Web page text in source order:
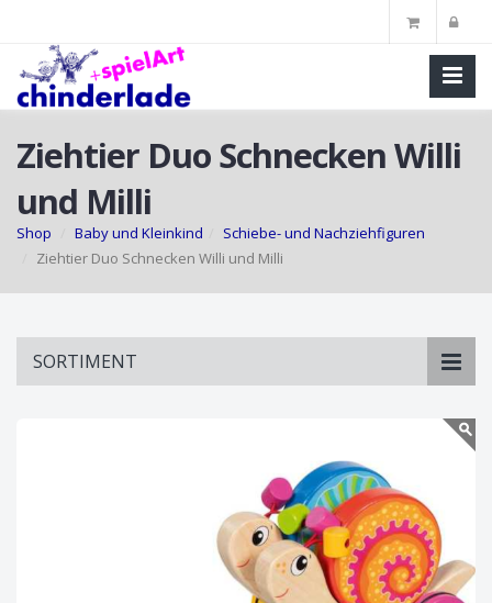
Ziehtier Duo Schnecken Willi
und Milli
Shop Baby und Kleinkind
Schiebe- und Nachziehfiguren
Ziehtier Duo Schnecken Willi und Milli
SORTIMENT